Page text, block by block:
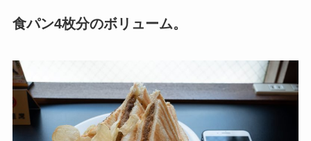
食パン4枚分のボリューム。